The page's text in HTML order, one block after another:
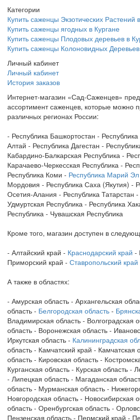
Категории
Купить саженцы Экзотических Растений
Купить саженцы ягодных в Кургане
Купить саженцы Плодовых деревьев в
Купить саженцы Колоновидных
Личный кабинет
Личный кабинет
История заказов
Интернет-магазин «Сад-Саженцев»
ассортимент саженцев, которые можно
различных регионах России:
- Республика Башкортостан -
Алтай - Республика Дагестан -
Кабардино-Балкарская Республика -
Карачаево-Черкесская Республика -
Республика Коми - Республика Марий Эл
Мордовия - Республика Саха (Якутия) -
Осетия-Алания - Республика Татарстан
Удмуртская Республика - Республика
Республика - Чувашская Республика
Кроме того, магазин доступен в
- Алтайский край - Краснодарский край -
Приморский край - Ставропольский край
А также в областях:
- Амурская область - Архангельская
область - Белгородская область -
Владимирская область - Волгоградская
область - Воронежская область -
Иркутская область - Калининградская
область - Камчатский край - Камчатская
область - Кировская область -
Курганская область - Курская область -
- Липецкая область - Магаданская
область - Мурманская область -
Новгородская область - Новосибирская
область - Оренбургская область -
Пензенская область - Пермский край -